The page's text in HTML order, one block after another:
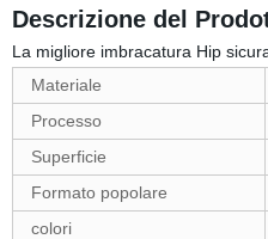
Descrizione del
La migliore imbracatura Hip
Materiale
Processo
Superficie
Formato popolare
colori